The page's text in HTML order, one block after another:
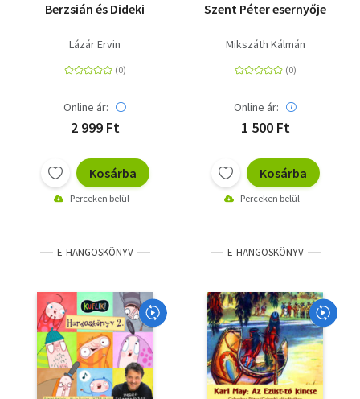
Berzsián és Dideki
Lázár Ervin
Online ár:
2 999 Ft
Kosárba
Perceken belül
Szent Péter esernyője
Mikszáth Kálmán
Online ár:
1 500 Ft
Kosárba
Perceken belül
E-HANGOSKÖNYV E-HANGOSKÖNYV